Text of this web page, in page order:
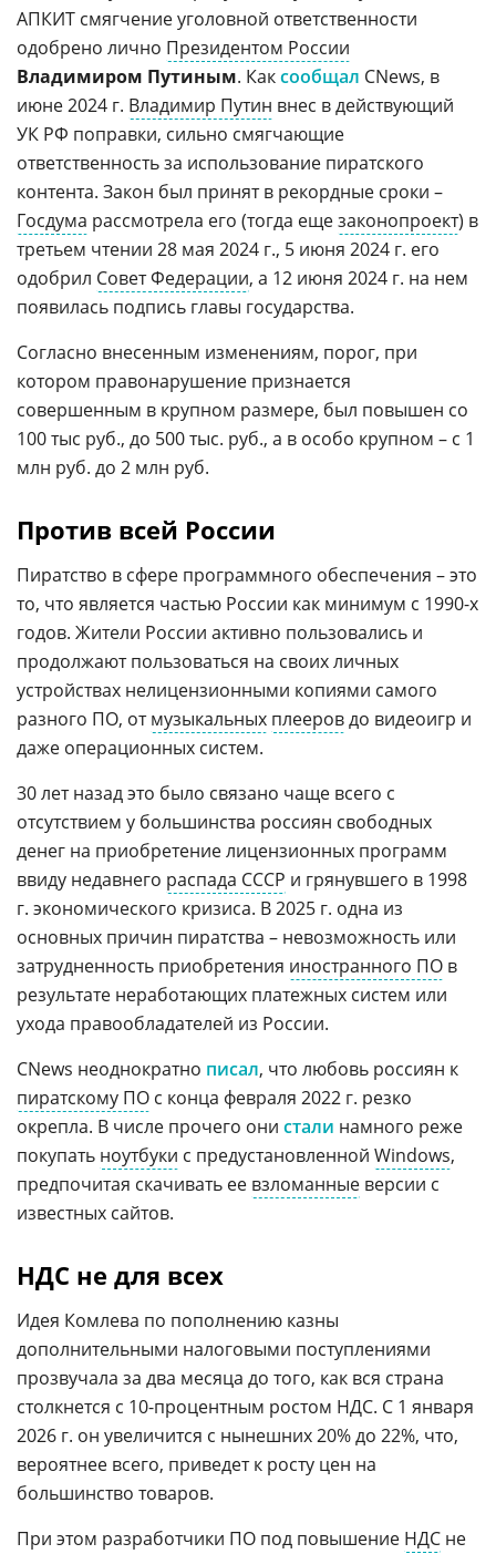
АПКИТ смягчение уголовной ответственности
одобрено лично Президентом России
Владимиром Путиным. Каксообщал CNews, в
июне 2024 г. Владимир Путин внес в действующий
УК РФ поправки, сильно смягчающие
ответственность за использование пиратского
контента. Закон был принят в рекордные сроки –
Госдума рассмотрела его (тогда ещезаконопроект) в
третьем чтении 28 мая 2024 г., 5 июня 2024 г. его
одобрил Совет Федерации, а 12 июня 2024 г. на нем
появилась подпись главы государства.
Согласно внесенным изменениям, порог, при
котором правонарушение признается
совершенным в крупном размере, был повышен со
100 тыс руб., до 500 тыс. руб., а в особо крупном – с 1
млн руб. до 2 млн руб.
Против всей России
Пиратство в сфере программного обеспечения – это
то, что является частью России как минимум с 1990-х
годов. Жители России активно пользовались и
продолжают пользоваться на своих личных
устройствах нелицензионными копиями самого
разного ПО, отмузыкальных плееровдо видеоигр и
даже операционных систем.
30 лет назад это было связано чаще всего с
отсутствием у большинства россиян свободных
денег на приобретение лицензионных программ
ввиду недавнего распада СССР и грянувшего в 1998
г. экономического кризиса. В 2025 г. одна из
основных причин пиратства – невозможность или
затрудненность приобретения иностранного ПО в
результате неработающих платежных систем или
ухода правообладателей из России.
CNews неоднократно писал, что любовь россиян к
пиратскому ПО с конца февраля 2022 г. резко
окрепла. В числе прочего они стали намного реже
покупать ноутбуки с предустановленной Windows,
предпочитая скачивать ее взломанные версии с
известных сайтов.
НДС не для всех
Идея Комлева по пополнению казны
дополнительными налоговыми поступлениями
прозвучала за два месяца до того, как вся страна
столкнется с 10-процентным ростом НДС. С 1 января
2026 г. он увеличится с нынешних 20% до 22%, что,
вероятнее всего, приведет к росту цен на
большинство товаров.
При этом разработчики ПО под повышение НДС не